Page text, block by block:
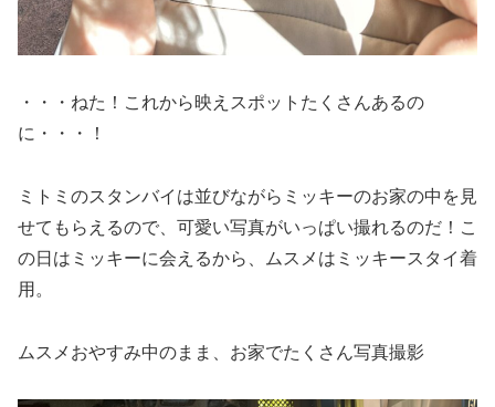
・・・ねた！これから映えスポットたくさんあるの
に・・・！
ミトミのスタンバイは並びながらミッキーのお家の中を見
せてもらえるので、可愛い写真がいっぱい撮れるのだ！こ
の日はミッキーに会えるから、ムスメはミッキースタイ着
用。
ムスメおやすみ中のまま、お家でたくさん写真撮影